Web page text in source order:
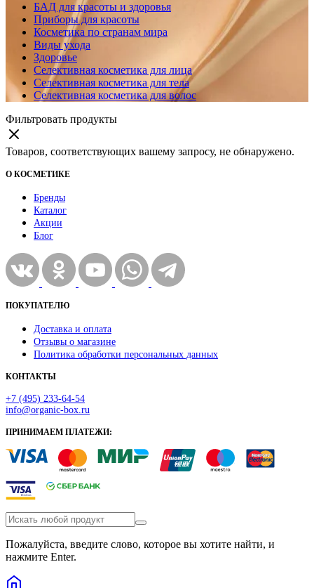
БАД для красоты и здоровья
Приборы для красоты
Косметика по странам мира
Виды ухода
Здоровье
Селективная косметика для лица
Селективная косметика для тела
Селективная косметика для волос
Фильтровать продукты
Товаров, соответствующих вашему запросу, не обнаружено.
О КОСМЕТИКЕ
Бренды
Каталог
Акции
Блог
ПОКУПАТЕЛЮ
Доставка и оплата
Отзывы о магазине
Политика обработки персональных данных
КОНТАКТЫ
+7 (495) 233-64-54
info@organic-box.ru
ПРИНИМАЕМ ПЛАТЕЖИ:
Пожалуйста, введите слово, которое вы хотите найти, и
нажмите Enter.